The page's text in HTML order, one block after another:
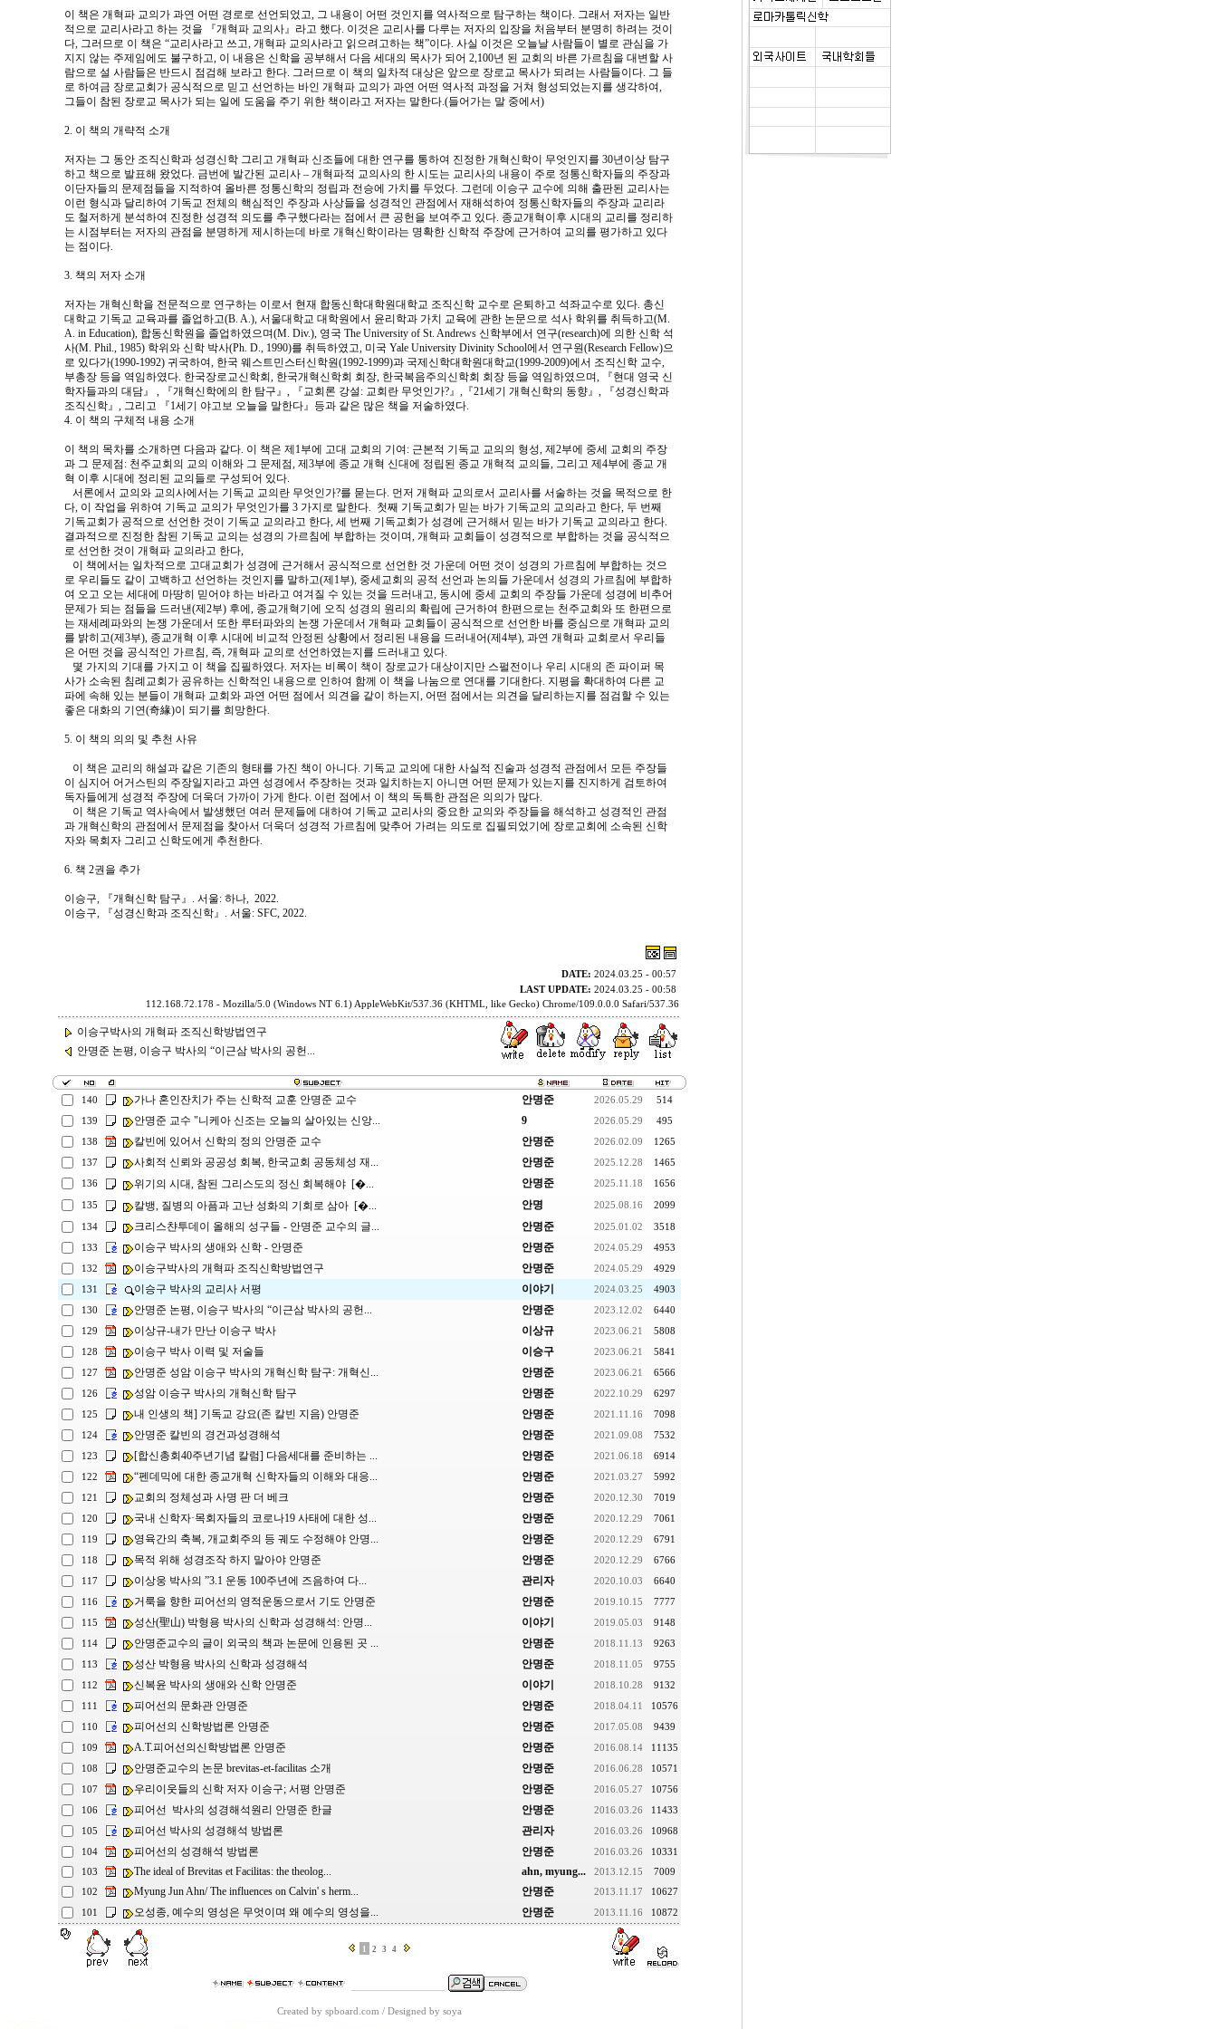
이 책은 개혁파 교의가 과연 어떤 경로로 선언되었고, 그 내용이 어떤 것인지를 역사적으로 탐구하는 책이다. 그래서 저자는 일반
적으로 교리사라고 하는 것을 『개혁파 교의사』라고 했다. 이것은 교리사를 다루는 저자의 입장을 처음부터 분명히 하려는 것이
다, 그러므로 이 책은 “교리사라고 쓰고, 개혁파 교의사라고 읽으려고하는 책”이다. 사실 이것은 오늘날 사람들이 별로 관심을 가
지지 않는 주제임에도 불구하고, 이 내용은 신학을 공부해서 다음 세대의 목사가 되어 2,100년 된 교회의 바른 가르침을 대변할 사
람으로 설 사람들은 반드시 점검해 보라고 한다. 그러므로 이 책의 일차적 대상은 앞으로 장로교 목사가 되려는 사람들이다. 그 들
로 하여금 장로교회가 공식적으로 믿고 선언하는 바인 개혁파 교의가 과연 어떤 역사적 과정을 거쳐 형성되었는지를 생각하여,
그들이 참된 장로교 목사가 되는 일에 도움을 주기 위한 책이라고 저자는 말한다.(들어가는 말 중에서)
2. 이 책의 개략적 소개
저자는 그 동안 조직신학과 성경신학 그리고 개혁파 신조들에 대한 연구를 통하여 진정한 개혁신학이 무엇인지를 30년이상 탐구
하고 책으로 발표해 왔었다. 금번에 발간된 교리사 – 개혁파적 교의사의 한 시도는 교리사의 내용이 주로 정통신학자들의 주장과
이단자들의 문제점들을 지적하여 올바른 정통신학의 정립과 전승에 가치를 두었다. 그런데 이승구 교수에 의해 출판된 교리사는
이런 형식과 달리하여 기독교 전체의 핵심적인 주장과 사상들을 성경적인 관점에서 재해석하여 정통신학자들의 주장과 교리라
도 철저하게 분석하여 진정한 성경적 의도를 추구했다라는 점에서 큰 공헌을 보여주고 있다. 종교개혁이후 시대의 교리를 정리하
는 시점부터는 저자의 관점을 분명하게 제시하는데 바로 개혁신학이라는 명확한 신학적 주장에 근거하여 교의를 평가하고 있다
는 점이다.
3. 책의 저자 소개
저자는 개혁신학을 전문적으로 연구하는 이로서 현재 합동신학대학원대학교 조직신학 교수로 은퇴하고 석좌교수로 있다. 총신
대학교 기독교 교육과를 졸업하고(B. A.), 서울대학교 대학원에서 윤리학과 가치 교육에 관한 논문으로 석사 학위를 취득하고(M.
A. in Education), 합동신학원을 졸업하였으며(M. Div.), 영국 The University of St. Andrews 신학부에서 연구(research)에 의한 신학 석
사(M. Phil., 1985) 학위와 신학 박사(Ph. D., 1990)를 취득하였고, 미국 Yale University Divinity School에서 연구원(Research Fellow)으
로 있다가(1990-1992) 귀국하여, 한국 웨스트민스터신학원(1992-1999)과 국제신학대학원대학교(1999-2009)에서 조직신학 교수,
부총장 등을 역임하였다. 한국장로교신학회, 한국개혁신학회 회장, 한국복음주의신학회 회장 등을 역임하였으며, 『현대 영국 신
학자들과의 대담』 , 『개혁신학에의 한 탐구』, 『교회론 강설: 교회란 무엇인가?』,『21세기 개혁신학의 동향』, 『성경신학과
조직신학』, 그리고 『1세기 야고보 오늘을 말한다』등과 같은 많은 책을 저술하였다.
4. 이 책의 구체적 내용 소개
이 책의 목차를 소개하면 다음과 같다. 이 책은 제1부에 고대 교회의 기여: 근본적 기독교 교의의 형성, 제2부에 중세 교회의 주장
과 그 문제점: 천주교회의 교의 이해와 그 문제점, 제3부에 종교 개혁 신대에 정립된 종교 개혁적 교의들, 그리고 제4부에 종교 개
혁 이후 시대에 정리된 교의들로 구성되어 있다.
서론에서 교의와 교의사에서는 기독교 교의란 무엇인가?를 묻는다. 먼저 개혁파 교의로서 교리사를 서술하는 것을 목적으로 한
다, 이 작업을 위하여 기독교 교의가 무엇인가를 3 가지로 말한다. 첫째 기독교회가 믿는 바가 기독교의 교의라고 한다, 두 번째
기독교회가 공적으로 선언한 것이 기독교 교의라고 한다, 세 번째 기독교회가 성경에 근거해서 믿는 바가 기독교 교의라고 한다.
결과적으로 진정한 참된 기독교 교의는 성경의 가르침에 부합하는 것이며, 개혁파 교회들이 성경적으로 부합하는 것을 공식적으
로 선언한 것이 개혁파 교의라고 한다,
이 책에서는 일차적으로 고대교회가 성경에 근거해서 공식적으로 선언한 것 가운데 어떤 것이 성경의 가르침에 부합하는 것으
로 우리들도 같이 고백하고 선언하는 것인지를 말하고(제1부), 중세교회의 공적 선언과 논의들 가운데서 성경의 가르침에 부합하
여 오고 오는 세대에 마땅히 믿어야 하는 바라고 여겨질 수 있는 것을 드러내고, 동시에 중세 교회의 주장들 가운데 성경에 비추어
문제가 되는 점들을 드러낸(제2부) 후에, 종교개혁기에 오직 성경의 원리의 확립에 근거하여 한편으로는 천주교회와 또 한편으로
는 재세례파와의 논쟁 가운데서 또한 루터파와의 논쟁 가운데서 개혁파 교회들이 공식적으로 선언한 바를 중심으로 개혁파 교의
를 밝히고(제3부), 종교개혁 이후 시대에 비교적 안정된 상황에서 정리된 내용을 드러내어(제4부), 과연 개혁파 교회로서 우리들
은 어떤 것을 공식적인 가르침, 즉, 개혁파 교의로 선언하였는지를 드러내고 있다.
몇 가지의 기대를 가지고 이 책을 집필하였다. 저자는 비록이 책이 장로교가 대상이지만 스펄전이나 우리 시대의 존 파이퍼 목
사가 소속된 침례교회가 공유하는 신학적인 내용으로 인하여 함께 이 책을 나눔으로 연대를 기대한다. 지평을 확대하여 다른 교
파에 속해 있는 분들이 개혁파 교회와 과연 어떤 점에서 의견을 같이 하는지, 어떤 점에서는 의견을 달리하는지를 점검할 수 있는
좋은 대화의 기연(奇緣)이 되기를 희망한다.
5. 이 책의 의의 및 추천 사유
이 책은 교리의 해설과 같은 기존의 형태를 가진 책이 아니다. 기독교 교의에 대한 사실적 진술과 성경적 관점에서 모든 주장들
이 심지어 어거스틴의 주장일지라고 과연 성경에서 주장하는 것과 일치하는지 아니면 어떤 문제가 있는지를 진지하게 검토하여
독자들에게 성경적 주장에 더욱더 가까이 가게 한다. 이런 점에서 이 책의 독특한 관점은 의의가 많다.
이 책은 기독교 역사속에서 발생했던 여러 문제들에 대하여 기독교 교리사의 중요한 교의와 주장들을 해석하고 성경적인 관점
과 개혁신학의 관점에서 문제점을 찾아서 더욱더 성경적 가르침에 맞추어 가려는 의도로 집필되었기에 장로교회에 소속된 신학
자와 목회자 그리고 신학도에게 추천한다.
6. 책 2권을 추가
이승구, 『개혁신학 탐구』. 서울: 하나, 2022.
이승구, 『성경신학과 조직신학』. 서울: SFC, 2022.
DATE: 2024.03.25 - 00:57
LAST UPDATE: 2024.03.25 - 00:58
112.168.72.178 - Mozilla/5.0 (Windows NT 6.1) AppleWebKit/537.36 (KHTML, like Gecko) Chrome/109.0.0.0 Safari/537.36
이승구박사의 개혁파 조직신학방법연구
안명준 논평, 이승구 박사의 “이근삼 박사의 공헌...
140 가나 혼인잔치가 주는 신학적 교훈 안명준 교수 안명준 2026.05.29 514
139 안명준 교수 "니케아 신조는 오늘의 살아있는 신앙... 9 2026.05.29 495
138 칼빈에 있어서 신학의 정의 안명준 교수 안명준 2026.02.09 1265
137 사회적 신뢰와 공공성 회복, 한국교회 공동체성 재... 안명준 2025.12.28 1465
136 위기의 시대, 참된 그리스도의 정신 회복해야 [�... 안명준 2025.11.18 1656
135 칼뱅, 질병의 아픔과 고난 성화의 기회로 삼아 [�... 안명 2025.08.16 2099
134 크리스챤투데이 올해의 성구들 - 안명준 교수의 글... 안명준 2025.01.02 3518
133 이승구 박사의 생애와 신학 - 안명준 안명준 2024.05.29 4953
132 이승구박사의 개혁파 조직신학방법연구 안명준 2024.05.29 4929
131 이승구 박사의 교리사 서평 이야기 2024.03.25 4903
130 안명준 논평, 이승구 박사의 “이근삼 박사의 공헌... 안명준 2023.12.02 6440
129 이상규-내가 만난 이승구 박사 이상규 2023.06.21 5808
128 이승구 박사 이력 및 저술들 이승구 2023.06.21 5841
127 안명준 성암 이승구 박사의 개혁신학 탐구: 개혁신... 안명준 2023.06.21 6566
126 성암 이승구 박사의 개혁신학 탐구 안명준 2022.10.29 6297
125 내 인생의 책] 기독교 강요(존 칼빈 지음) 안명준 안명준 2021.11.16 7098
124 안명준 칼빈의 경건과성경해석 안명준 2021.09.08 7532
123 [합신총회40주년기념 칼럼] 다음세대를 준비하는 ... 안명준 2021.06.18 6914
122 “펜데믹에 대한 종교개혁 신학자들의 이해와 대응... 안명준 2021.03.27 5992
121 교회의 정체성과 사명 판 더 베크 안명준 2020.12.30 7019
120 국내 신학자·목회자들의 코로나19 사태에 대한 성... 안명준 2020.12.29 7061
119 영육간의 축복, 개교회주의 등 궤도 수정해야 안명... 안명준 2020.12.29 6791
118 목적 위해 성경조작 하지 말아야 안명준 안명준 2020.12.29 6766
117 이상웅 박사의 ”3.1 운동 100주년에 즈음하여 다... 관리자 2020.10.03 6640
116 거룩을 향한 피어선의 영적운동으로서 기도 안명준 안명준 2019.10.15 7777
115 성산(聖山) 박형용 박사의 신학과 성경해석: 안명... 이야기 2019.05.03 9148
114 안명준교수의 글이 외국의 책과 논문에 인용된 곳 ... 안명준 2018.11.13 9263
113 성산 박형용 박사의 신학과 성경해석 안명준 2018.11.05 9755
112 신복윤 박사의 생애와 신학 안명준 이야기 2018.10.28 9132
111 피어선의 문화관 안명준 안명준 2018.04.11 10576
110 피어선의 신학방법론 안명준 안명준 2017.05.08 9439
109 A.T.피어선의신학방법론 안명준 안명준 2016.08.14 11135
108 안명준교수의 논문 brevitas-et-facilitas 소개 안명준 2016.06.28 10571
107 우리이웃들의 신학 저자 이승구; 서평 안명준 안명준 2016.05.27 10756
106 피어선 박사의 성경해석원리 안명준 한글 안명준 2016.03.26 11433
105 피어선 박사의 성경해석 방법론 관리자 2016.03.26 10968
104 피어선의 성경해석 방법론 안명준 2016.03.26
10331
103
The ideal of Brevitas et Facilitas: the theolog... ahn, myung... 2013.12.15
7009
102
Myung Jun Ahn/ The influences on Calvin' s herm... 안명준 2013.11.17 10627
101 오성종, 예수의 영성은 무엇이며 왜 예수의 영성을... 안명준 2013.11.16 10872
1 2 3 4
Created by spboard.com / Designed by soya